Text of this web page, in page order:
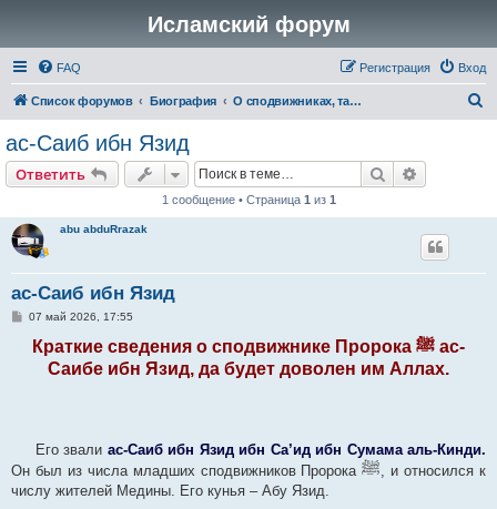
Исламский форум
FAQ Вход
Регистрация
Список форумов Биография О сподвижниках, таби'инах и ученых первых поколений
ас-Саиб ибн Язид
Ответить Поиск
1 сообщение • Страница 1 из 1
abu abduRrazak
ас-Саиб ибн Язид
С07 май 2026, 17:55
Краткие сведения о сподвижнике Пророка ﷺ ас-
Саибе ибн Язид, да будет доволен им Аллах.
Его звали ас-Саиб ибн Язид ибн Са’ид ибн Сумама аль-Кинди.
Он был из числа младших сподвижников Пророкаﷺ, и относился к
числу жителей Медины. Его кунья – Абу Язид.